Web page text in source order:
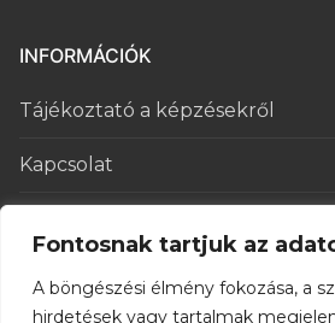
Fontosnak tartjuk az
A böngészési élmény fokozása, a
hirdetések vagy tartalmak
INFORMÁCIÓK
Tájékoztató a képzésekről
Kapcsolat